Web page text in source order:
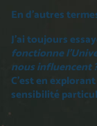
En d’autres
J’ai toujours
fonctionne
nous influencent
C’est en
sensibilité